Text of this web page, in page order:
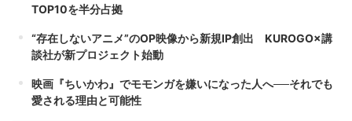
TOP10を半分占拠
“存在しないアニメ”のOP映像から新規IP創出 KUROGO×講
談社が新プロジェクト始動
映画『ちいかわ』でモモンガを嫌いになった人へ──それでも
愛される理由と可能性